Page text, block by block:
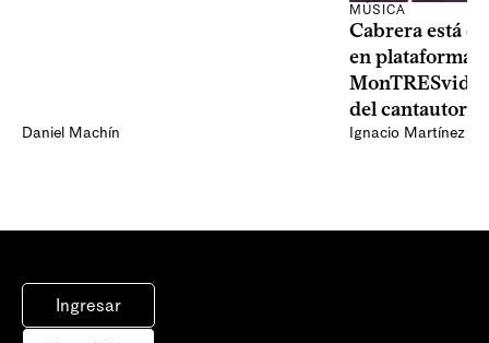
Daniel Machín
MÚSICA
Cabrera está
en plataformas
del cantautor
Ignacio Martínez
Ingresar